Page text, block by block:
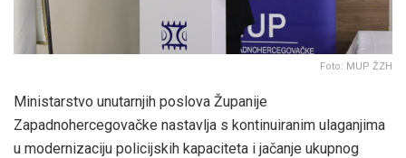
Foto: MUP ŽZH
Ministarstvo unutarnjih poslova Županije
Zapadnohercegovačke nastavlja s kontinuiranim ulaganjima
u modernizaciju policijskih kapaciteta i jačanje ukupnog